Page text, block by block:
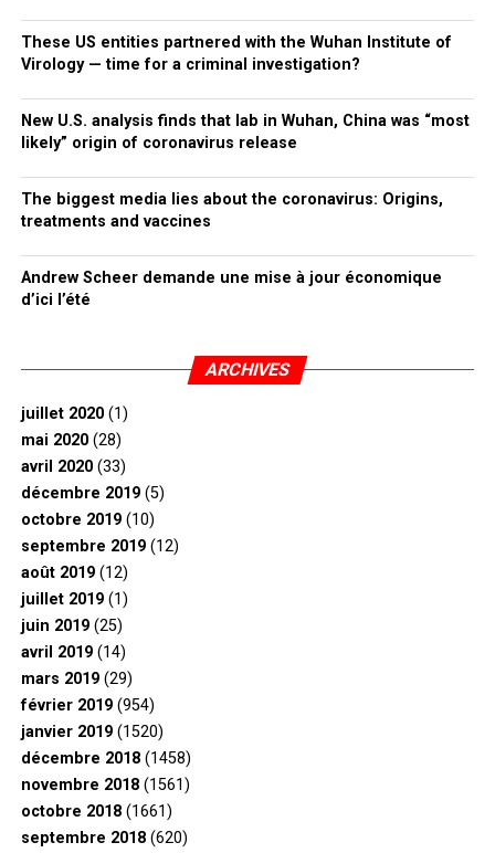
These US entities partnered with the Wuhan Institute of
Virology — time for a criminal investigation?
New U.S. analysis finds that lab in Wuhan, China was “most
likely” origin of coronavirus release
The biggest media lies about the coronavirus: Origins,
treatments and vaccines
Andrew Scheer demande une mise à jour économique
d’ici l’été
ARCHIVES
juillet 2020(1)
mai 2020(28)
avril 2020(33)
décembre 2019(5)
octobre 2019(10)
septembre 2019(12)
août 2019(12)
juillet 2019(1)
juin 2019(25)
avril 2019(14)
mars 2019(29)
février 2019(954)
janvier 2019(1520)
décembre 2018(1458)
novembre 2018(1561)
octobre 2018(1661)
septembre 2018(620)